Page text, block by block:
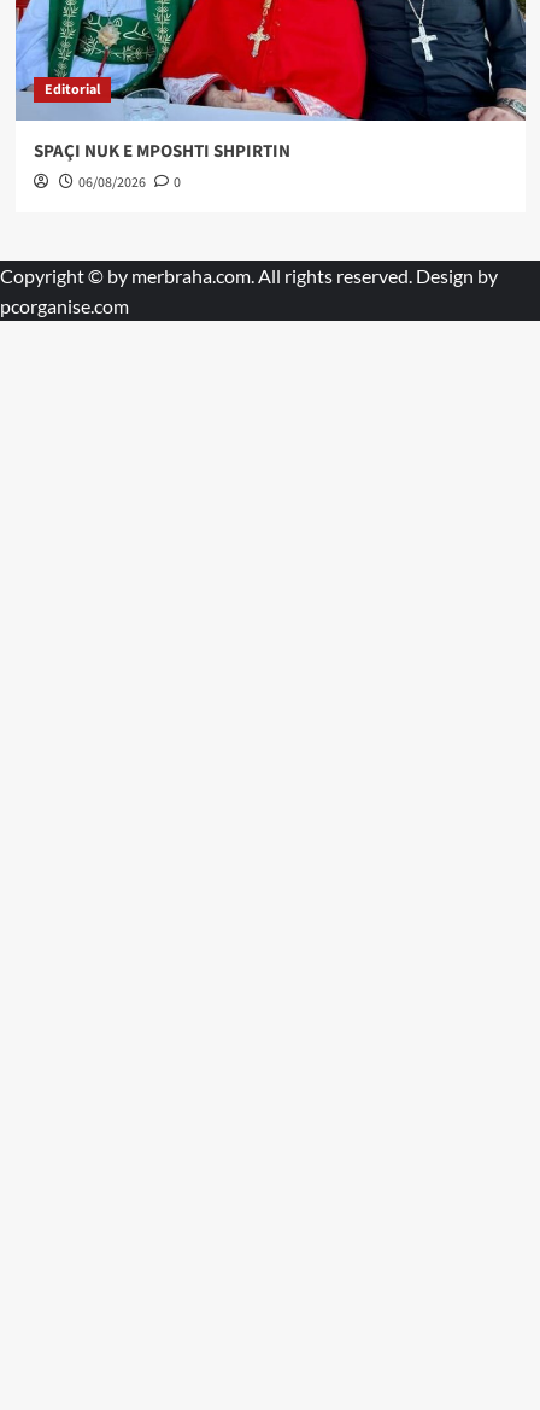
Editorial
SPAÇI NUK E MPOSHTI SHPIRTIN
06/08/2026 0
Copyright © by merbraha.com. All rights reserved. Design by
pcorganise.com